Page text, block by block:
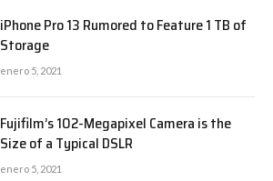
iPhone Pro 13 Rumored to Feature 1 TB of
Storage
enero 5, 2021
Fujifilm’s 102-Megapixel Camera is the
Size of a Typical DSLR
enero 5, 2021